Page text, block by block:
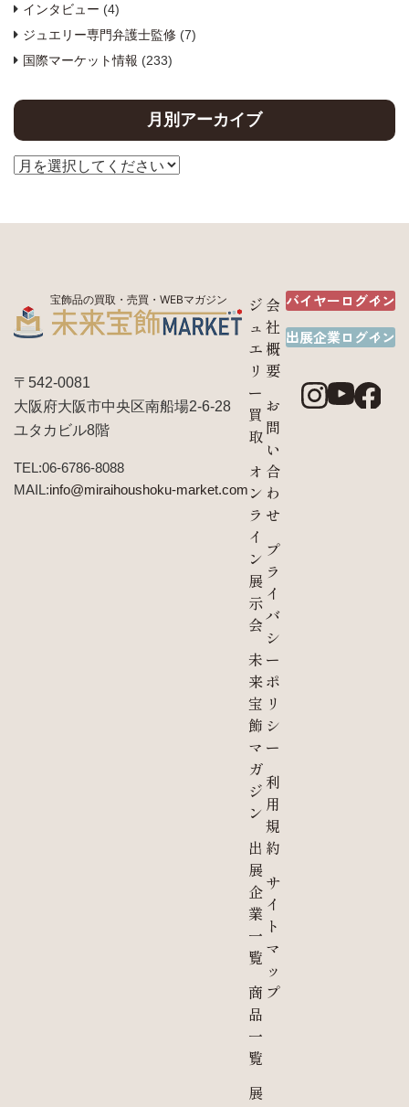
インタビュー (4)
ジュエリー専門弁護士監修 (7)
国際マーケット情報 (233)
月別アーカイブ
宝飾品の買取・売買・WEBマガジン
〒542-0081
大阪府大阪市中央区南船場2-6-28
ユタカビル8階
TEL:06-6786-8088
MAIL:info@miraihoushoku-market.com
ジ
ュ
エ
リ
ー
買
取
オ
ン
ラ
イ
ン
展
示
会
未
来
宝
飾
マ
ガ
ジ
ン
出
展
企
業
一
覧
商
品
一
覧
展
会
社
概
要
お
問
い
合
わ
せ
プ
ラ
イ
バ
シ
ー
ポ
リ
シ
ー
利
用
規
約
サ
イ
ト
マ
ッ
プ
バイヤーログイン
出展企業ログイン